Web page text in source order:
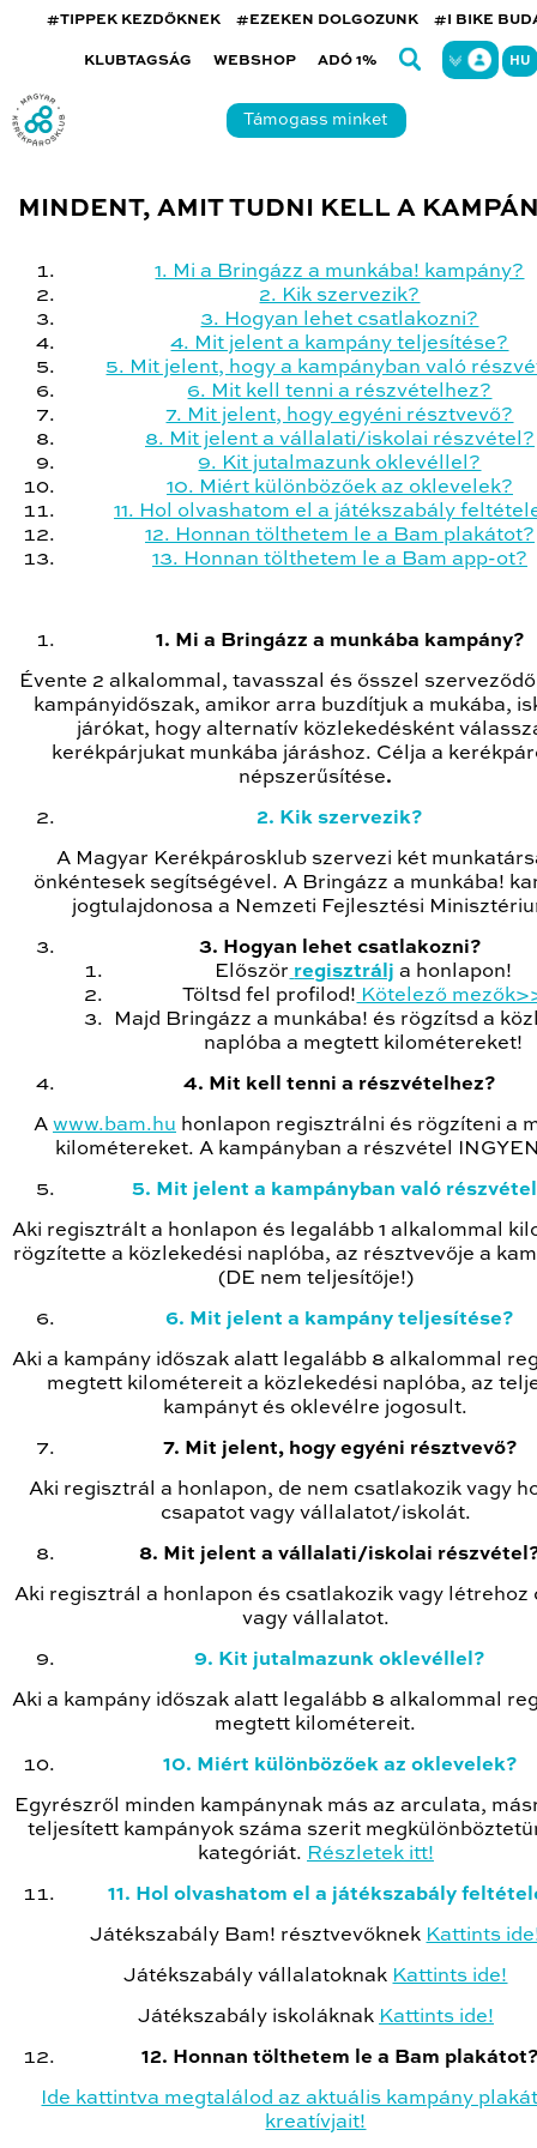
#TIPPEK KEZDŐKNEK #EZEKEN DOLGOZUNK #I BIKE
KLUBTAGSÁG WEBSHOP ADÓ 1% HU
Támogass minket
MINDENT, AMIT TUDNI KELL A
1. Mi a Bringázz a munkába! kampány?
2. Kik szervezik?
3. Hogyan lehet csatlakozni?
4. Mit jelent a kampány teljesítése?
5. Mit jelent, hogy a kampányban való
6. Mit kell tenni a részvételhez?
7. Mit jelent, hogy egyéni résztvevő?
8. Mit jelent a vállalati/iskolai részvétel?
9. Kit jutalmazunk oklevéllel?
10. Miért különbözőek az oklevelek?
11. Hol olvashatom el a játékszabály
12. Honnan tölthetem le a Bam plakátot?
13. Honnan tölthetem le a Bam app-ot?
1. Mi a Bringázz a munkába kampány?
Évente 2 alkalommal, tavasszal és ősszel
kampányidőszak, amikor arra buzdítjuk a mukába,
járókat, hogy alternatív közlekedésként
kerékpárjukat munkába járáshoz. Célja a
népszerűsítése.
2. Kik szervezik?
A Magyar Kerékpárosklub szervezi két
önkéntesek segítségével. A Bringázz a munkába!
jogtulajdonosa a Nemzeti Fejlesztési
3. Hogyan lehet csatlakozni?
Először regisztrálj a honlapon!
Töltsd fel profilod! Kötelező
Majd Bringázz a munkába! és rögzítsd a
naplóba a megtett kilométereket!
4. Mit kell tenni a részvételhez?
A www.bam.hu honlapon regisztrálni és rögzíteni a
kilométereket. A kampányban a részvétel
5. Mit jelent a kampányban való
Aki regisztrált a honlapon és legalább 1 alkalommal
rögzítette a közlekedési naplóba, az résztvevője a
(DE nem teljesítője!)
6. Mit jelent a kampány teljesítése?
Aki a kampány időszak alatt legalább 8 alkalommal
megtett kilométereit a közlekedési naplóba, az
kampányt és oklevélre jogosult.
7. Mit jelent, hogy egyéni résztvevő?
Aki regisztrál a honlapon, de nem csatlakozik vagy
csapatot vagy vállalatot/iskolát.
8. Mit jelent a vállalati/iskolai
Aki regisztrál a honlapon és csatlakozik vagy létrehoz
vagy vállalatot.
9. Kit jutalmazunk oklevéllel?
Aki a kampány időszak alatt legalább 8 alkalommal
megtett kilométereit.
10. Miért különbözőek az oklevelek?
Egyrészről minden kampánynak más az arculata,
teljesített kampányok száma szerit
kategóriát. Részletek itt!
11. Hol olvashatom el a játékszabály
Játékszabály Bam! résztvevőknek Kattints
Játékszabály vállalatoknak Kattints ide!
Játékszabály iskoláknak Kattints ide!
12. Honnan tölthetem le a Bam plakátot?
Ide kattintva megtalálod az aktuális kampány
kreatívjait!